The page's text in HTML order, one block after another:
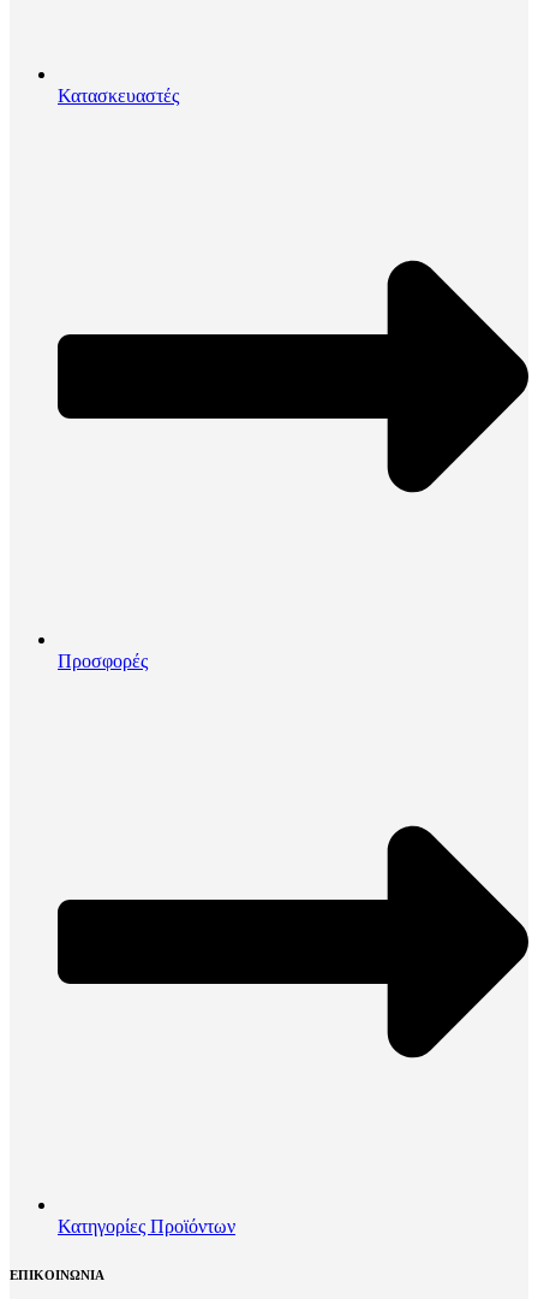
Κατασκευαστές
Προσφορές
Κατηγορίες Προϊόντων
ΕΠΙΚΟΙΝΩΝΙΑ